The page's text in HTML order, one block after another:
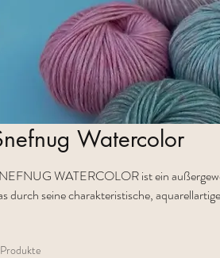
Watercolor
WATERCOLOR ist ein
durch seine charakteristische,
das Garn sehr gut verträglich 55%